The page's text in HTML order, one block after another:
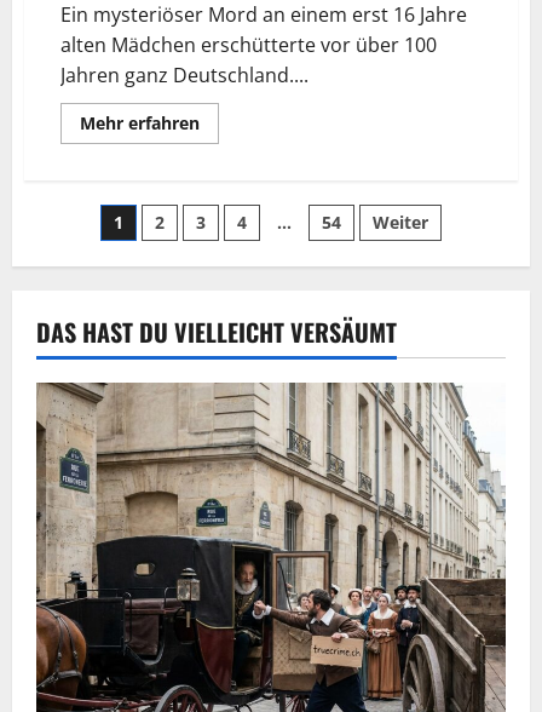
Ein mysteriöser Mord an einem erst 16 Jahre
alten Mädchen erschütterte vor über 100
Jahren ganz Deutschland....
Mehr erfahren
1 2 3 4 … 54 Weiter
DAS HAST DU VIELLEICHT VERSÄUMT